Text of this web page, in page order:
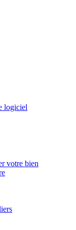
logiciel
votre bien